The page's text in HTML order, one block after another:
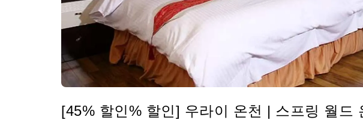
[45% 할인% 할인] 우라이 온천 | 스프링 월드